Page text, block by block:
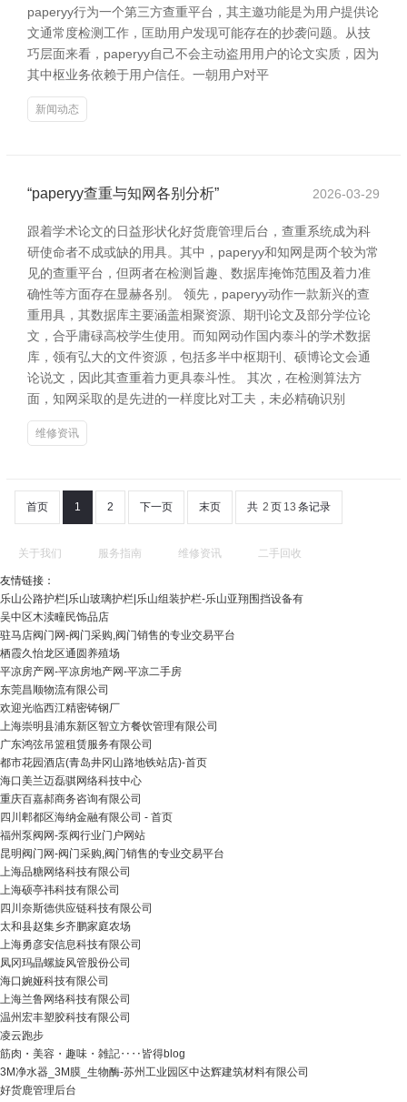
paperyy行为一个第三方查重平台，其主邀功能是为用户提供论
文通常度检测工作，匡助用户发现可能存在的抄袭问题。从技
巧层面来看，paperyy自己不会主动盗用用户的论文实质，因为
其中枢业务依赖于用户信任。一朝用户对平
新闻动态
“paperyy查重与知网各别分析” 2026-03-29
跟着学术论文的日益形状化好货鹿管理后台，查重系统成为科
研使命者不成或缺的用具。其中，paperyy和知网是两个较为常
见的查重平台，但两者在检测旨趣、数据库掩饰范围及着力准
确性等方面存在显赫各别。 领先，paperyy动作一款新兴的查
重用具，其数据库主要涵盖相聚资源、期刊论文及部分学位论
文，合乎庸碌高校学生使用。而知网动作国内泰斗的学术数据
库，领有弘大的文件资源，包括多半中枢期刊、硕博论文会通
论说文，因此其查重着力更具泰斗性。 其次，在检测算法方
面，知网采取的是先进的一样度比对工夫，未必精确识别
维修资讯
首页 1 2 下一页 末页 共 2 页 13 条记录
关于我们 服务指南 维修资讯 二手回收
友情链接：
乐山公路护栏|乐山玻璃护栏|乐山组装护栏-乐山亚翔围挡设备有
吴中区木渎疃民饰品店
驻马店阀门网-阀门采购,阀门销售的专业交易平台
栖霞久怡龙区通圆养殖场
平凉房产网-平凉房地产网-平凉二手房
东莞昌顺物流有限公司
欢迎光临西江精密铸钢厂
上海崇明县浦东新区智立方餐饮管理有限公司
广东鸿弦吊篮租赁服务有限公司
都市花园酒店(青岛井冈山路地铁站店)-首页
海口美兰迈磊骐网络科技中心
重庆百嘉郝商务咨询有限公司
四川郫都区海纳金融有限公司 - 首页
福州泵阀网-泵阀行业门户网站
昆明阀门网-阀门采购,阀门销售的专业交易平台
上海品糖网络科技有限公司
上海硕亭祎科技有限公司
四川奈斯德供应链科技有限公司
太和县赵集乡齐鹏家庭农场
上海勇彦安信息科技有限公司
凤冈玛晶螺旋风管股份公司
海口婉娅科技有限公司
上海兰鲁网络科技有限公司
温州宏丰塑胶科技有限公司
凌云跑步
筋肉・美容・趣味・雑記‥‥皆得blog
3M净水器_3M膜_生物酶-苏州工业园区中达辉建筑材料有限公司
好货鹿管理后台